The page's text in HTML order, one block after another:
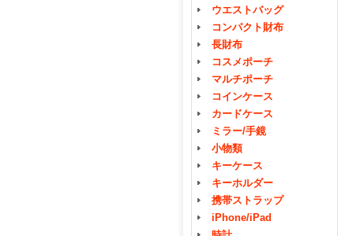
ウエストバッグ
コンパクト財布
長財布
コスメポーチ
マルチポーチ
コインケース
カードケース
ミラー/手鏡
小物類
キーケース
キーホルダー
携帯ストラップ
iPhone/iPad